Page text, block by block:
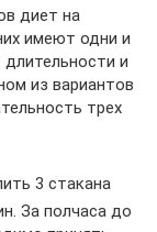
диет на
имеют одни и
и
из вариантов
трех
3 стакана
За полчаса до